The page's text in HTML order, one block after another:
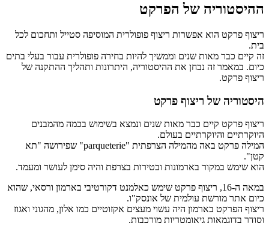
ההיסטוריה של הפרקט
ריצוף פרקט הוא אפשרות ריצוף פופולרית המוסיפה סטייל ותחכום לכל
בית.
זה קיים כבר מאות שנים וממשיך להיות בחירה פופולרית עבור בעלי בתים
כיום. במאמר זה נבחן את ההיסטוריה, היתרונות ותהליך ההתקנה של
ריצוף פרקט.
היסטוריה של ריצוף פרקט
ריצוף פרקט קיים כבר מאות שנים ונמצא בשימוש בכמה מהמבנים
היוקרתיים והיוקרתיים בעולם.
המילה פרקט באה מהמילה הצרפתית "parqueterie" שפירושה "תא
קטן".
הוא שימש במקור בארמונות ובטירות בצרפת והיה סימן לעושר ומעמד.
במאה ה-16, ריצוף פרקט שימש כאלמנט דקורטיבי בארמון ורסאי, שהוא
כיום אתר מורשת עולמית של אונסק"ו.
ריצוף הפרקט בארמון היה עשוי מעצים אקזוטיים כמו אלון, מהגוני ואגוז
וסודר בדוגמאות גיאומטריות מורכבות.